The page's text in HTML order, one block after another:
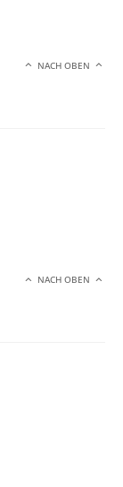
NACH OBEN
NACH OBEN